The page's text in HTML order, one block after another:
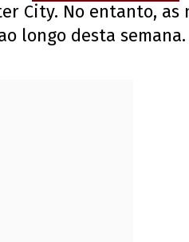
City. No entanto, as
longo desta semana.